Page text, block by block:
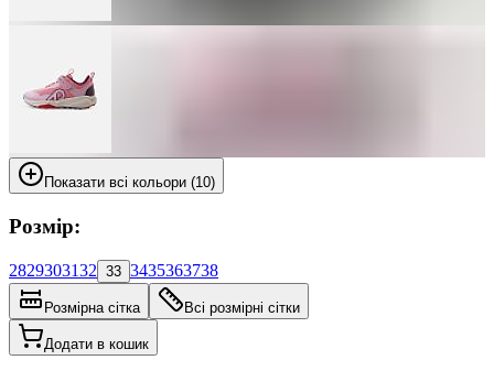
Показати всі кольори (10)
Розмір:
2829303132 33 3435363738
Розмірна сітка Всі розмірні сітки
Додати в кошик